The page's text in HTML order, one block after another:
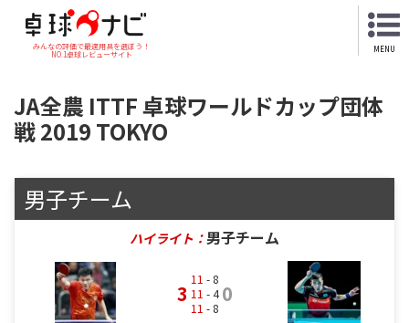
みんなの評価で最適用具を選ぼう！
NO.1卓球レビューサイト
MENU
JA全農 ITTF 卓球ワールドカップ団体
戦 2019 TOKYO
男子チーム
ハイライト： 男子チーム
3
11 - 8
11 - 4
11 - 8
0